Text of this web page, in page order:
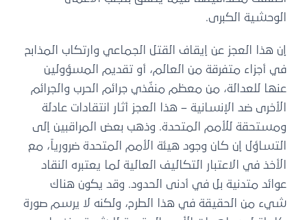
الوحشية الكبرى.
إن هذا العجز عن إيقاف القتل الجماعي وارتكاب المذابح
في أجزاء متفرقة من العالم، أو تقديم المسؤولين
عنها للعدالة، من معظم منفّذي جرائم الحرب والجرائم
الأخرى ضد الإنسانية – هذا العجز أثار انتقادات عادلة
ومستحقة للأمم المتحدة. وذهب بعض المراقبين إلى
التساؤل إن كان وجود هيئة الأمم المتحدة ضرورياً، مع
الأخذ في الاعتبار التكاليف العالية لما يعتبره النقاد
عوائد متدنية بل في أدنى الحدود. وقد يكون هناك
شيء من الحقيقة في هذا الطرح، ولكنه لا يرسم صورة